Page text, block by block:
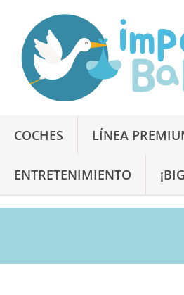
COCHES LÍNEA
ENTRETENIMIENTO